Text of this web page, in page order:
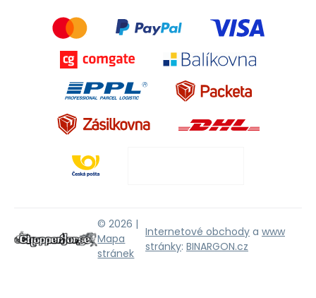
© 2026 |
Mapa
stránek
Internetové obchody a www
stránky: BINARGON.cz